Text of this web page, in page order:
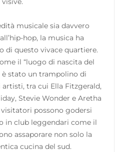
musicale sia davvero
hop, la musica ha
di questo vivace quartiere.
il “luogo di nascita del
stato un trampolino di
tra cui Ella Fitzgerald,
Stevie Wonder e Aretha
possono godersi
in club leggendari come il
assaporare non solo la
cucina del sud.